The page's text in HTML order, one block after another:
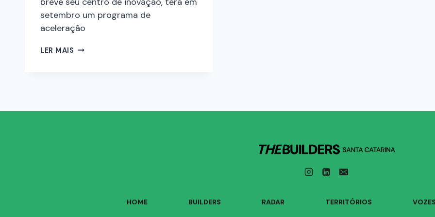
setembro um programa de
aceleração
LER MAIS
HOME BUILDERS RADAR TERRITÓRIOS VOZES